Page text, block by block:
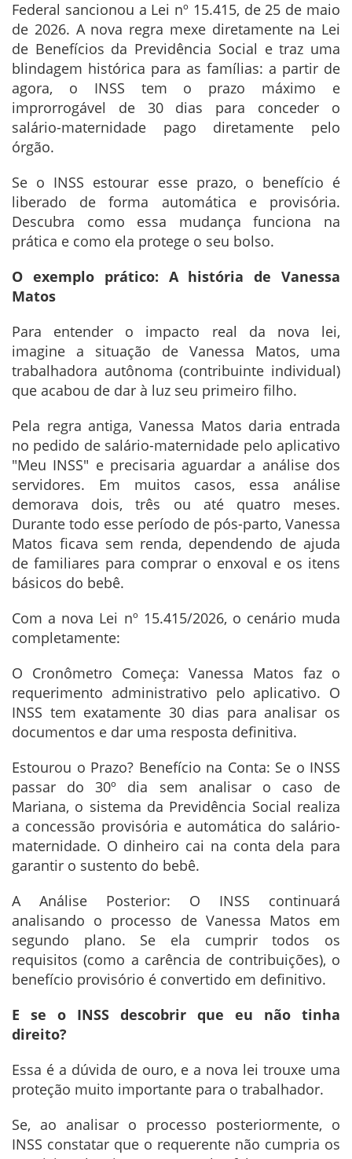
Federal sancionou a Lei nº 15.415, de 25 de maio
de 2026. A nova regra mexe diretamente na Lei
de Benefícios da Previdência Social e traz uma
blindagem histórica para as famílias: a partir de
agora, o INSS tem o prazo máximo e
improrrogável de 30 dias para conceder o
salário-maternidade pago diretamente pelo
órgão.
Se o INSS estourar esse prazo, o benefício é
liberado de forma automática e provisória.
Descubra como essa mudança funciona na
prática e como ela protege o seu bolso.
O exemplo prático: A história de Vanessa
Matos
Para entender o impacto real da nova lei,
imagine a situação de Vanessa Matos, uma
trabalhadora autônoma (contribuinte individual)
que acabou de dar à luz seu primeiro filho.
Pela regra antiga, Vanessa Matos daria entrada
no pedido de salário-maternidade pelo aplicativo
"Meu INSS" e precisaria aguardar a análise dos
servidores. Em muitos casos, essa análise
demorava dois, três ou até quatro meses.
Durante todo esse período de pós-parto, Vanessa
Matos ficava sem renda, dependendo de ajuda
de familiares para comprar o enxoval e os itens
básicos do bebê.
Com a nova Lei nº 15.415/2026, o cenário muda
completamente:
O Cronômetro Começa: Vanessa Matos faz o
requerimento administrativo pelo aplicativo. O
INSS tem exatamente 30 dias para analisar os
documentos e dar uma resposta definitiva.
Estourou o Prazo? Benefício na Conta: Se o INSS
passar do 30º dia sem analisar o caso de
Mariana, o sistema da Previdência Social realiza
a concessão provisória e automática do salário-
maternidade. O dinheiro cai na conta dela para
garantir o sustento do bebê.
A Análise Posterior: O INSS continuará
analisando o processo de Vanessa Matos em
segundo plano. Se ela cumprir todos os
requisitos (como a carência de contribuições), o
benefício provisório é convertido em definitivo.
E se o INSS descobrir que eu não tinha
direito?
Essa é a dúvida de ouro, e a nova lei trouxe uma
proteção muito importante para o trabalhador.
Se, ao analisar o processo posteriormente, o
INSS constatar que o requerente não cumpria os